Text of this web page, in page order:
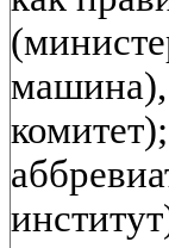
машина),